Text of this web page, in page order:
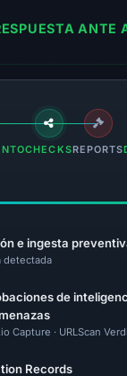
ANTE
CHECKSREPORTS
e ingesta
detectada
de
Capture · URLScan
Records